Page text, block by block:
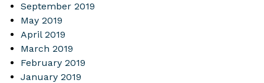
September 2019
May 2019
April 2019
March 2019
February 2019
January 2019